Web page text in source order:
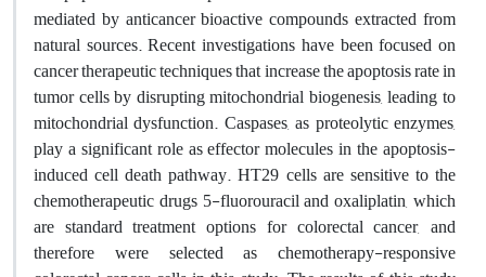
mediated by anticancer bioactive compounds extracted from
natural sources. Recent investigations have been focused on
cancer therapeutic techniques that increase the apoptosis rate in
tumor cells by disrupting mitochondrial biogenesis, leading to
mitochondrial dysfunction. Caspases, as proteolytic enzymes,
play a significant role as effector molecules in the apoptosis-
induced cell death pathway. HT29 cells are sensitive to the
chemotherapeutic drugs 5-fluorouracil and oxaliplatin, which
are standard treatment options for colorectal cancer, and
therefore were selected as chemotherapy-responsive